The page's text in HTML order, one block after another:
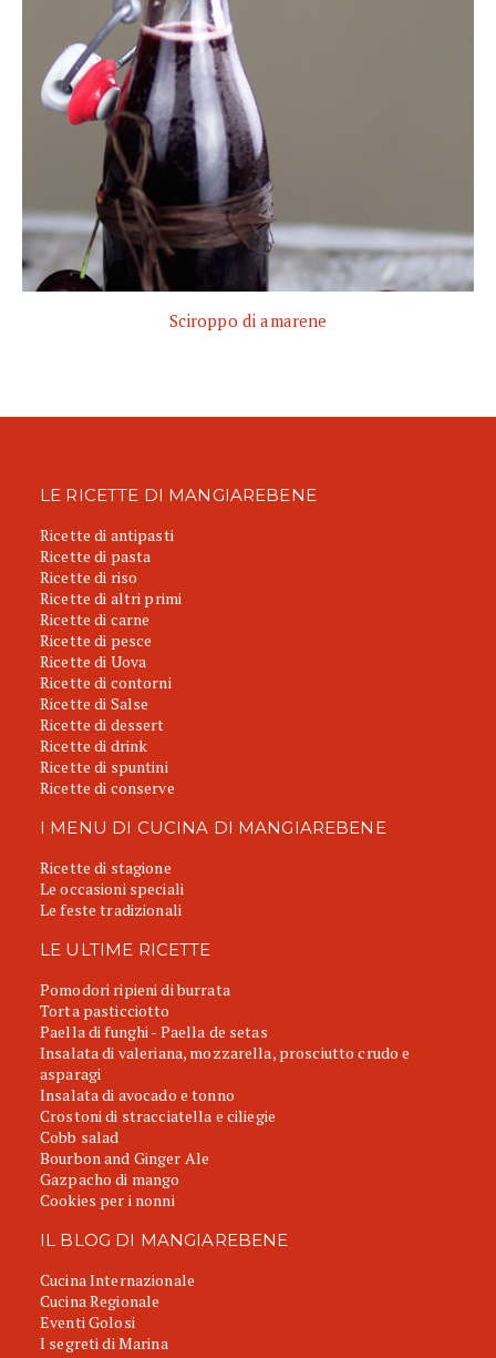
Sciroppo di amarene
LE RICETTE DI MANGIAREBENE
Ricette di antipasti
Ricette di pasta
Ricette di riso
Ricette di altri primi
Ricette di carne
Ricette di pesce
Ricette di Uova
Ricette di contorni
Ricette di Salse
Ricette di dessert
Ricette di drink
Ricette di spuntini
Ricette di conserve
I MENU DI CUCINA DI MANGIAREBENE
Ricette di stagione
Le occasioni speciali
Le feste tradizionali
LE ULTIME RICETTE
Pomodori ripieni di burrata
Torta pasticciotto
Paella di funghi - Paella de setas
Insalata di valeriana, mozzarella, prosciutto crudo e
asparagi
Insalata di avocado e tonno
Crostoni di stracciatella e ciliegie
Cobb salad
Bourbon and Ginger Ale
Gazpacho di mango
Cookies per i nonni
IL BLOG DI MANGIAREBENE
Cucina Internazionale
Cucina Regionale
Eventi Golosi
I segreti di Marina